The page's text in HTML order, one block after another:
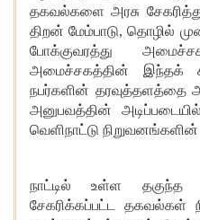
தகவல்களை அரசு
திறன் மேம்பாடு, தொழில்
போக்குவரத்து
அமைச்சகத்தின்
இந்தக்
நபர்களின் தரவுத்தளத்தை
அனுபவத்தின்
அடிப்படையில்
வெளிநாட்டு நிறுவனங்களின்
நாட்டில் உள்ள தகுந்த
சேகரிக்கப்பட்ட
தகவல்கள்